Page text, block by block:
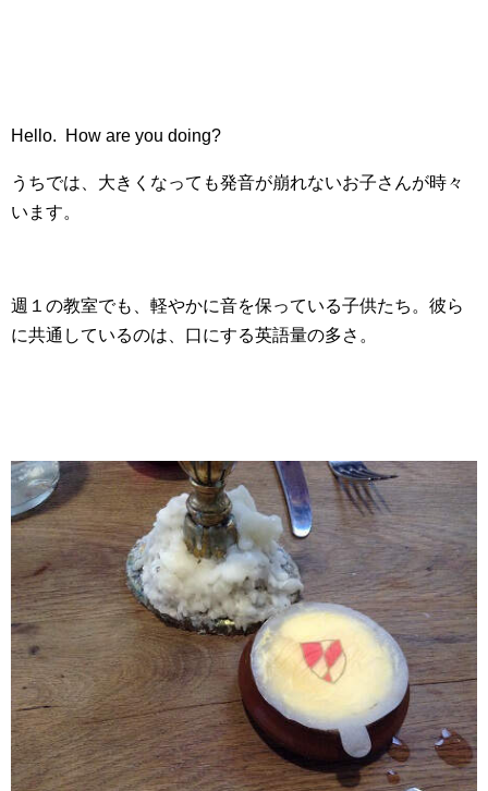
Hello. How are you doing?
うちでは、大きくなっても発音が崩れないお子さんが時々
います。
週１の教室でも、軽やかに音を保っている子供たち。彼ら
に共通しているのは、口にする英語量の多さ。